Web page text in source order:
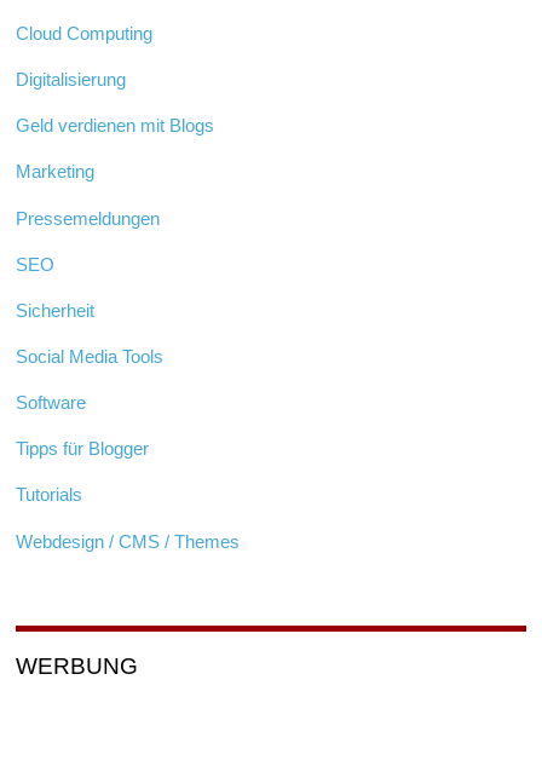
Cloud Computing
Digitalisierung
Geld verdienen mit Blogs
Marketing
Pressemeldungen
SEO
Sicherheit
Social Media Tools
Software
Tipps für Blogger
Tutorials
Webdesign / CMS / Themes
WERBUNG